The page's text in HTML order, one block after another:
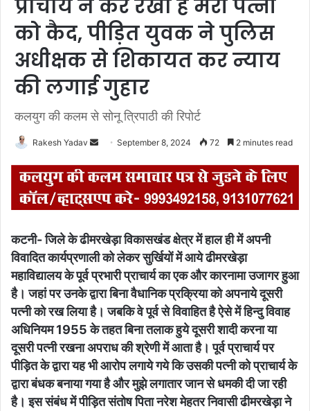
प्राचार्य ने कर रखा है मेरी पत्नी
को कैद, पीड़ित युवक ने पुलिस
अधीक्षक से शिकायत कर न्याय
की लगाई गुहार
कलयुग की कलम से सोनू त्रिपाठी की रिपोर्ट
Rakesh Yadav
n
d
a
e
m
a
i
September 8, 2024 72 2 minutes read
कटनी- जिले के ढीमरखेड़ा विकासखंड क्षेत्र में हाल ही में अपनी
विवादित कार्यप्रणाली को लेकर सुर्खियों में आये ढीमरखेड़ा
महाविद्यालय के पूर्व प्रभारी प्राचार्य का एक और कारनामा उजागर हुआ
है। जहां पर उनके द्वारा बिना वैधानिक प्रक्रिया को अपनाये दूसरी
पत्नी को रख लिया है। जबकि वे पूर्व से विवाहित है ऐसे में हिन्दु विवाह
अधिनियम 1955 के तहत बिना तलाक हुये दूसरी शादी करना या
दूसरी पत्नी रखना अपराध की श्रेणी में आता है। पूर्व प्राचार्य पर
पीड़ित के द्वारा यह भी आरोप लगाये गये कि उसकी पत्नी को प्राचार्य के
द्वारा बंधक बनाया गया है और मुझे लगातार जान से धमकी दी जा रही
है। इस संबंध में पीड़ित संतोष पिता नरेश मेहतर निवासी ढीमरखेड़ा ने